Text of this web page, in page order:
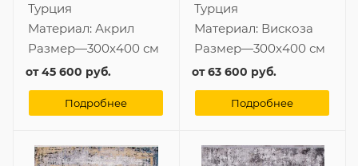
Турция
Материал: Акрил
Размер—300x400 см
от45 600 руб.
Подробнее
Турция
Материал: Вискоза
Размер—300x400 см
от63 600 руб.
Подробнее